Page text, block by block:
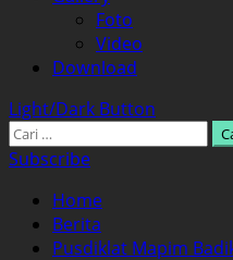
Foto
Video
Download
Light/Dark Button
Cari
untuk:
Subscribe
Home
Berita
Pusdiklat Mapim